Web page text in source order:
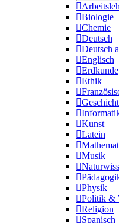

Biologie
Chemie
Deutsch
Deutsch
Englisch
Erdkunde
Ethik



Kunst
Latein

Musik


Physik
Politik &
Religion
Spanisch